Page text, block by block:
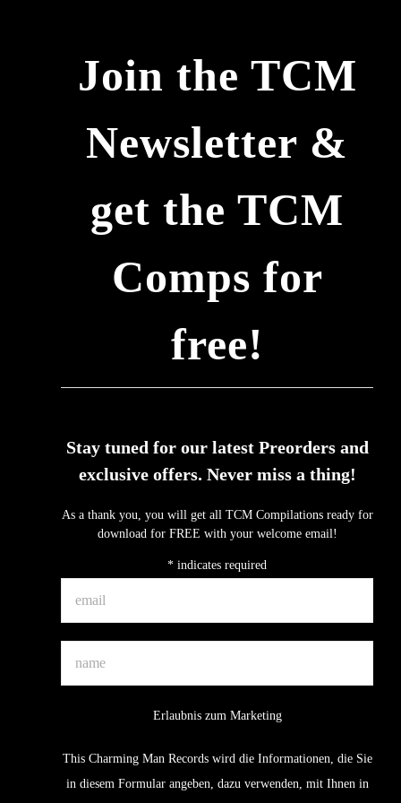
Join the TCM
Newsletter &
get the TCM
Comps for
free!
Stay tuned for our latest Preorders and
exclusive offers. Never miss a thing!
As a thank you, you will get all TCM Compilations ready for
download for FREE with your welcome email!
* indicates required
Erlaubnis zum Marketing
This Charming Man Records wird die Informationen, die Sie
in diesem Formular angeben, dazu verwenden, mit Ihnen in